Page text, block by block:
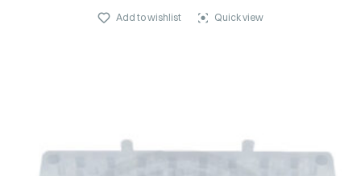
Add to wishlist Quick view